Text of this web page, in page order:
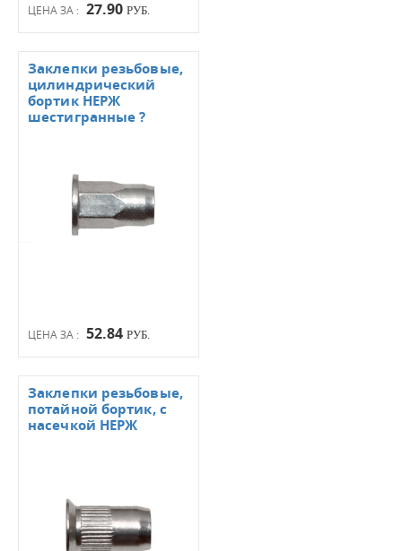
ЦЕНА ЗА : 27.90 РУБ.
ЦЕНА ЗА : 52.84 РУБ.
Заклепки резьбовые,
цилиндрический
бортик НЕРЖ
шестигранные ?
Заклепки резьбовые,
потайной бортик, с
насечкой НЕРЖ